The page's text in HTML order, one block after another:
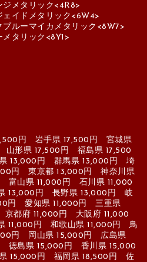
メタリック<4R8>
イドメタリック<6W4>
ルーマイカメタリック<8W7>
タリック<8Y1>
円 岩手県 17,500円 宮城県
形県 17,500円 福島県 17,500
13,000円 群馬県 13,000円 埼
円 東京都 13,000円 神奈川県
山県 11,000円 石川県 11,000
13,000円 長野県 13,000円 岐
円 愛知県 11,000円 三重県
都府 11,000円 大阪府 11,000
11,000円 和歌山県 11,000円 鳥
円 岡山県 15,000円 広島県
徳島県 15,000円 香川県 15,000
15,000円 福岡県 18,500円 佐